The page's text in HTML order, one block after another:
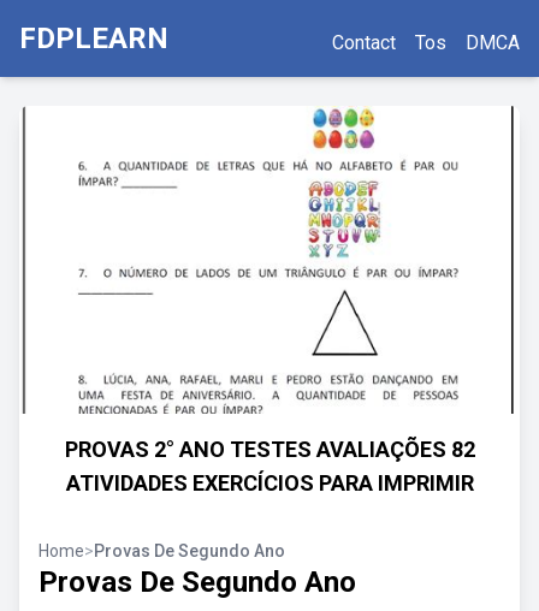
FDPLEARN Contact Tos DMCA
PROVAS 2° ANO TESTES AVALIAÇÕES 82
ATIVIDADES EXERCÍCIOS PARA IMPRIMIR
Home>Provas De Segundo Ano
Provas De Segundo Ano